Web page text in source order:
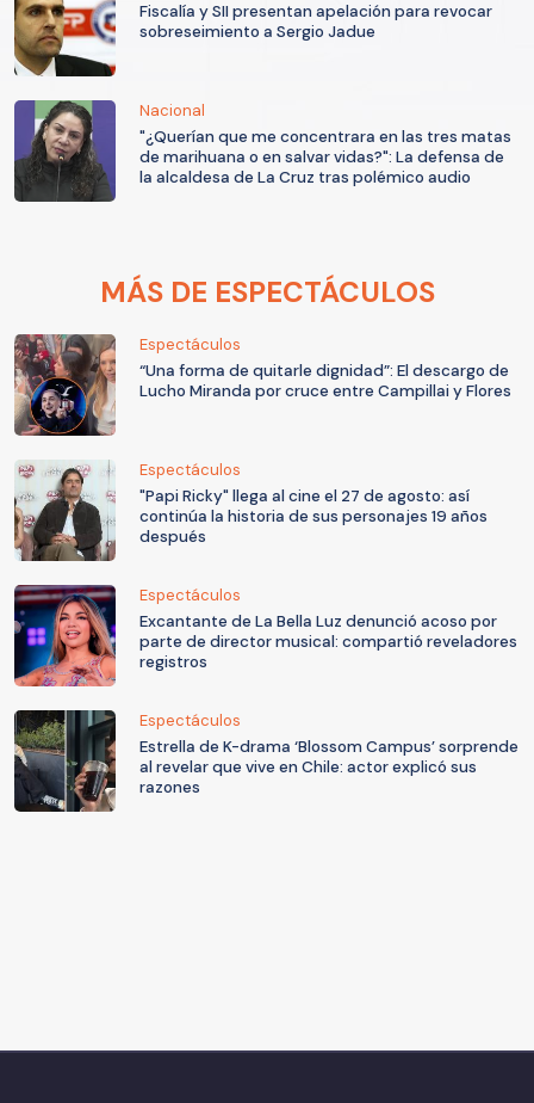
Fiscalía y SII presentan apelación para revocar
sobreseimiento a Sergio Jadue
Nacional
"¿Querían que me concentrara en las tres matas
de marihuana o en salvar vidas?": La defensa de
la alcaldesa de La Cruz tras polémico audio
MÁS DE ESPECTÁCULOS
Espectáculos
“Una forma de quitarle dignidad”: El descargo de
Lucho Miranda por cruce entre Campillai y Flores
Espectáculos
"Papi Ricky" llega al cine el 27 de agosto: así
continúa la historia de sus personajes 19 años
después
Espectáculos
Excantante de La Bella Luz denunció acoso por
parte de director musical: compartió reveladores
registros
Espectáculos
Estrella de K-drama ‘Blossom Campus’ sorprende
al revelar que vive en Chile: actor explicó sus
razones